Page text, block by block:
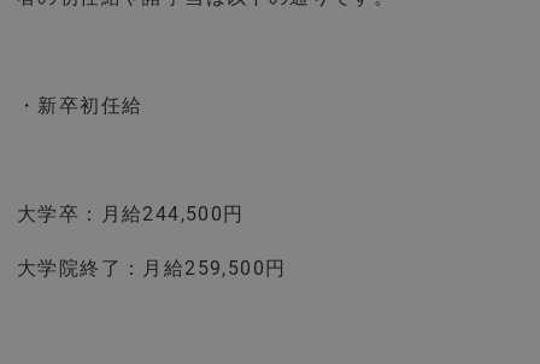
・新卒初任給
大学卒：月給244,500円
大学院終了：月給259,500円